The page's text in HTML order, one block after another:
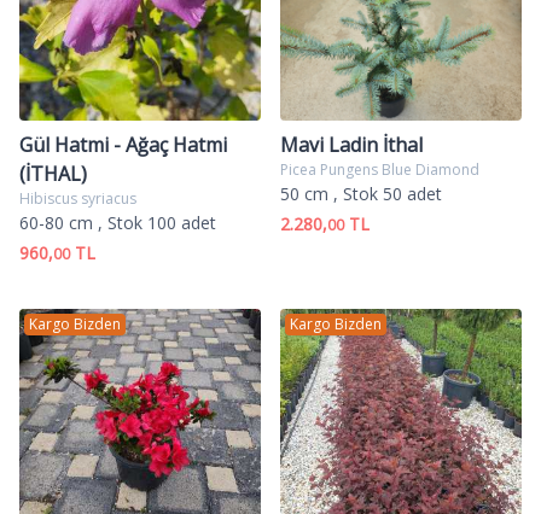
Gül Hatmi - Ağaç Hatmi
(İTHAL)
Hibiscus syriacus
60-80 cm , Stok 100 adet
960,00TL
Mavi Ladin İthal
Picea Pungens Blue Diamond
50 cm , Stok 50 adet
2.280,00TL
Kargo Bizden Kargo Bizden